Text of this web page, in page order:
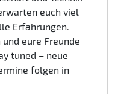
euch viel
Erfahrungen.
eure Freunde
tuned – neue
folgen in